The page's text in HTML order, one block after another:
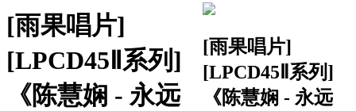
[雨果唱片]
[LPCD45Ⅱ系列]
《陈慧娴 - 永远
[雨果唱片]
[LPCD45Ⅱ系列]
《陈慧娴 - 永远